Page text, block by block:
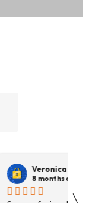
Veronica Hidalgo
8 months ago